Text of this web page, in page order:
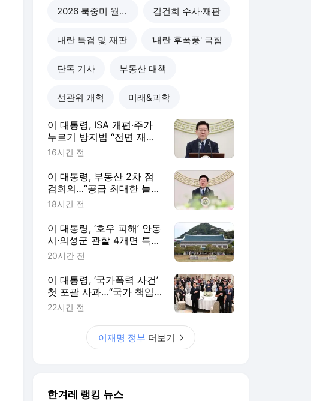
2026 북중미 월드컵 김건희 수사·재판
내란 특검 및 재판 '내란 후폭풍' 국힘
단독 기사 부동산 대책
선관위 개혁 미래&과학
이 대통령, ISA 개편·주가
누르기 방지법 “전면 재검
토“ 지시
16시간 전
이 대통령, 부동산 2차 점
검회의…“공급 최대한 늘리
고 시기도 앞당겨라”
18시간 전
이 대통령, ‘호우 피해’ 안동
시·의성군 관할 4개면 특별
재난지역 선포
20시간 전
이 대통령, ‘국가폭력 사건’
첫 포괄 사과…“국가 책임
에 유효기간 없다”
22시간 전
이재명 정부 더보기
한겨레 랭킹 뉴스